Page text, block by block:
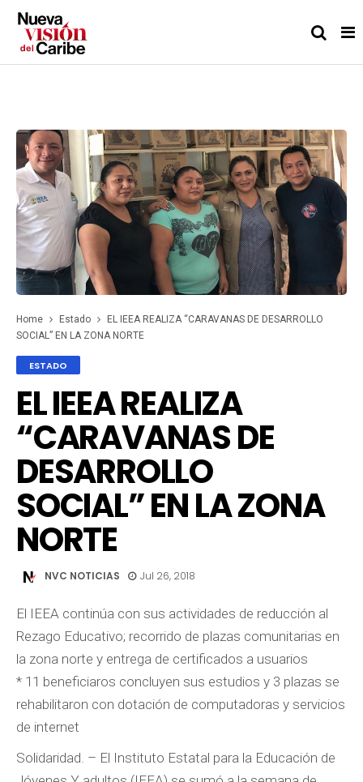
Home Estado
EL IEEA REALIZA “CARAVANAS DE DESARROLLO
SOCIAL” EN LA ZONA NORTE
ESTADO
EL IEEA REALIZA
“CARAVANAS DE
DESARROLLO
SOCIAL” EN LA ZONA
NORTE
NVC NOTICIAS Jul 26, 2018
El IEEA continúa con sus actividades de reducción al
Rezago Educativo; recorrido de plazas comunitarias en
la zona norte y entrega de certificados a usuarios
* 11 beneficiaros concluyen sus estudios y 3 plazas se
rehabilitaron con dotación de computadoras y servicios
de internet
Solidaridad. – El Instituto Estatal para la Educación de